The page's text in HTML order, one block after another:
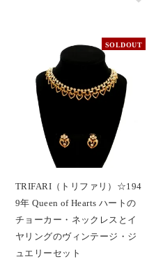
SOLDOUT
TRIFARI（トリファリ）☆194
9年 Queen of Hearts ハートの
チョーカー・ネックレスとイ
ヤリングのヴィンテージ・ジ
ュエリーセット